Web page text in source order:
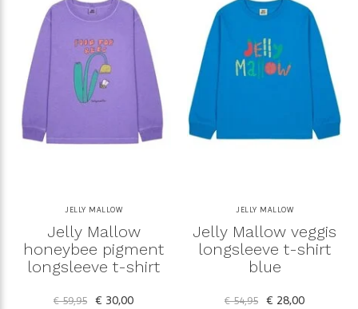
JELLY MALLOW
Jelly Mallow
honeybee pigment
longsleeve t-shirt
€ 59,95 € 30,00
JELLY MALLOW
Jelly Mallow veggis
longsleeve t-shirt
blue
€ 54,95 € 28,00